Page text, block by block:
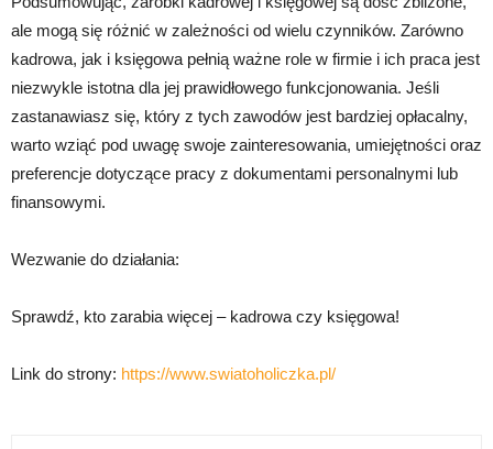
ale mogą się różnić w zależności od wielu czynników. Zarówno
kadrowa, jak i księgowa pełnią ważne role w firmie i ich praca jest
niezwykle istotna dla jej prawidłowego funkcjonowania. Jeśli
zastanawiasz się, który z tych zawodów jest bardziej opłacalny,
warto wziąć pod uwagę swoje zainteresowania, umiejętności oraz
preferencje dotyczące pracy z dokumentami personalnymi lub
finansowymi.
Wezwanie do działania:
Sprawdź, kto zarabia więcej – kadrowa czy księgowa!
Link do strony: https://www.swiatoholiczka.pl/